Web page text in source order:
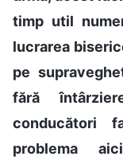
timp util
lucrarea
pe
fără
conducători
problema